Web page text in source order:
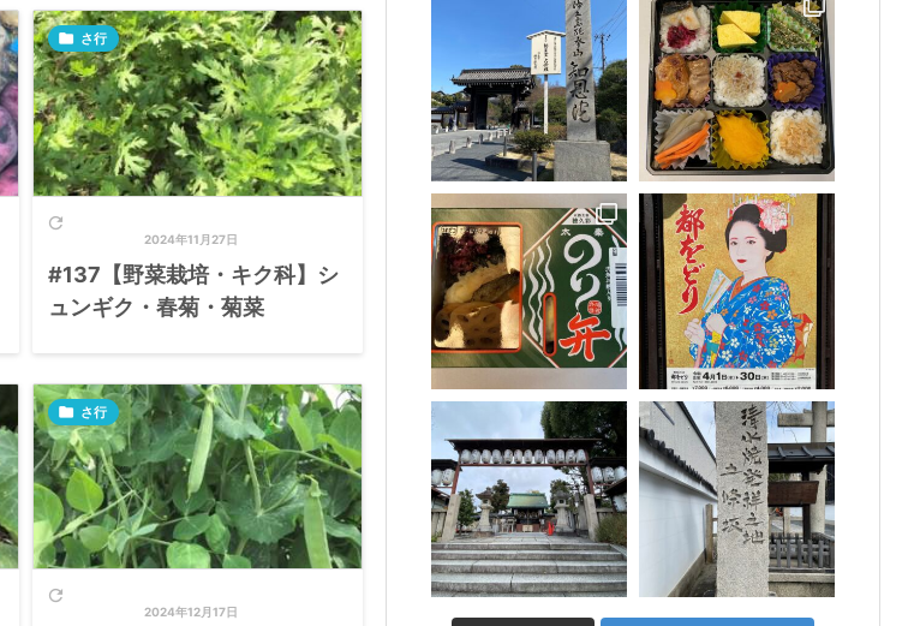

2024年11月27日
 さ行
#137【野菜栽培・キク科】シ
ュンギク・春菊・菊菜

2024年12月17日
 さ行